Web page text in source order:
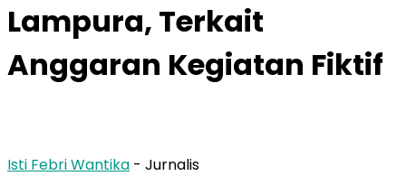
Lampura, Terkait
Anggaran Kegiatan Fiktif
Isti Febri Wantika - Jurnalis